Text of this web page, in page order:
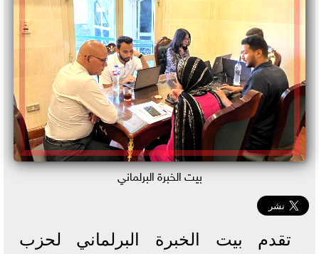
بيت الخبرة البرلماني
تقدم بيت الخبرة البرلماني لحزب